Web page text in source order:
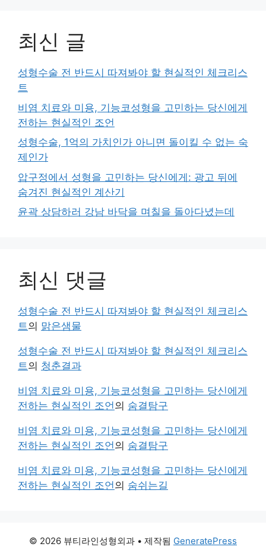
최신 글
성형수술 전 반드시 따져봐야 할 현실적인 체크리스
트
비염 치료와 미용, 기능코성형을 고민하는 당신에게
전하는 현실적인 조언
성형수술, 1억의 가치인가 아니면 돌이킬 수 없는 숙
제인가
압구정에서 성형을 고민하는 당신에게: 광고 뒤에
숨겨진 현실적인 계산기
윤곽 상담하러 강남 바닥을 며칠을 돌아다녔는데
최신 댓글
성형수술 전 반드시 따져봐야 할 현실적인 체크리스
트의 맑은샘물
성형수술 전 반드시 따져봐야 할 현실적인 체크리스
트의 청춘결과
비염 치료와 미용, 기능코성형을 고민하는 당신에게
전하는 현실적인 조언의 숨결탐구
비염 치료와 미용, 기능코성형을 고민하는 당신에게
전하는 현실적인 조언의 숨결탐구
비염 치료와 미용, 기능코성형을 고민하는 당신에게
전하는 현실적인 조언의 숨쉬는길
© 2026 뷰티라인성형외과 • 제작됨 GeneratePress